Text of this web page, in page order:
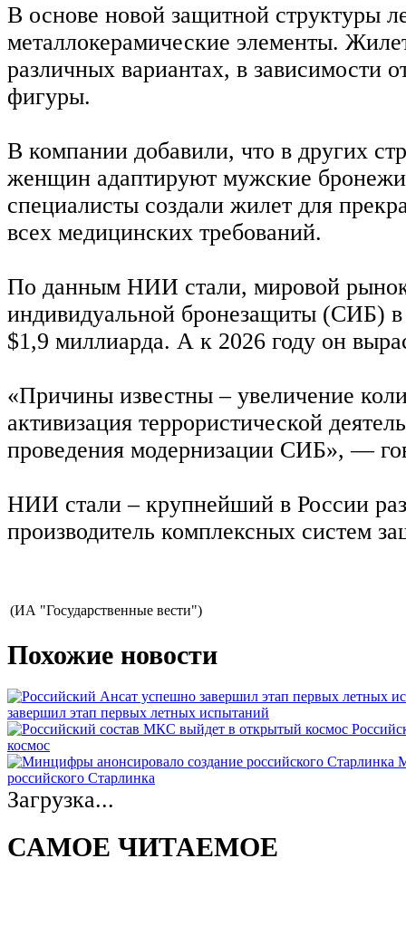
В основе новой защитной структуры
металлокерамические элементы.
различных вариантах, в зависимости
фигуры.
В компании добавили, что в других
женщин адаптируют мужские
специалисты создали жилет для
всех медицинских требований.
По данным НИИ стали, мировой рынок
индивидуальной бронезащиты (СИБ) в
$1,9 миллиарда. А к 2026 году он
«Причины известны – увеличение
активизация террористической
проведения модернизации СИБ», —
НИИ стали – крупнейший в России
производитель комплексных систем
(ИА "Государственные вести")
Похожие новости
завершил этап первых летных испытаний
космос
российского Старлинка
Загрузка...
САМОЕ ЧИТАЕМОЕ